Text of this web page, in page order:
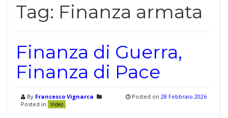
Tag: Finanza armata
Finanza di Guerra,
Finanza di Pace
By Francesco Vignarca
Posted in
Video
Posted on 28 Febbraio 2026